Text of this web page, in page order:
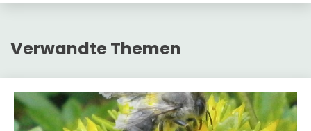
Verwandte Themen